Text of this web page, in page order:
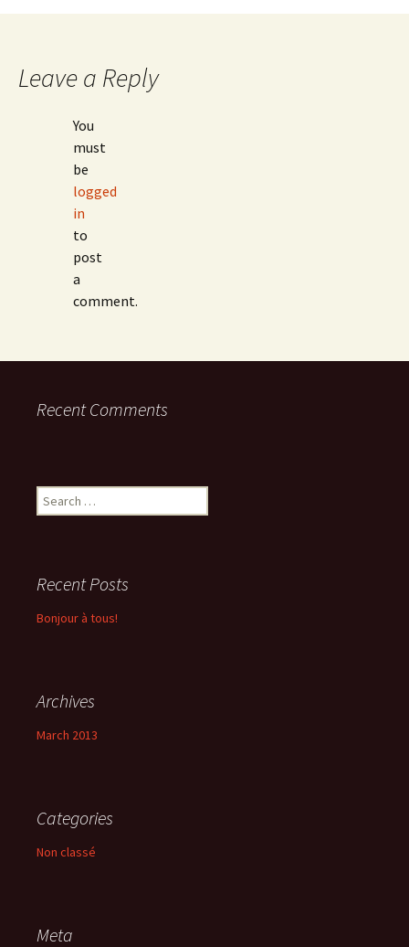
Leave a Reply
You
must
be
logged
in
to
post
a
comment.
Recent Comments
Search
for:
Recent Posts
Bonjour à tous!
Archives
March 2013
Categories
Non classé
Meta